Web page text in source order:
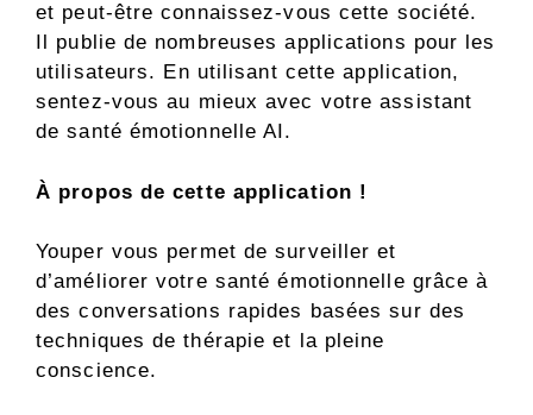
et peut-être connaissez-vous cette société.
Il publie de nombreuses applications pour les
utilisateurs. En utilisant cette application,
sentez-vous au mieux avec votre assistant
de santé émotionnelle AI.
À propos de cette application !
Youper vous permet de surveiller et
d’améliorer votre santé émotionnelle grâce à
des conversations rapides basées sur des
techniques de thérapie et la pleine
conscience.